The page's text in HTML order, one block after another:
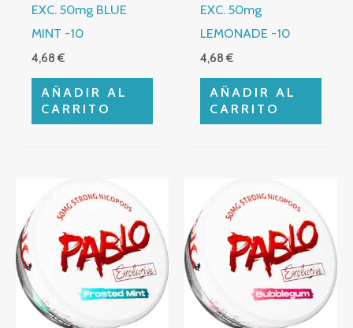
EXC. 50mg BLUE
MINT -10
4,68€
AÑADIR AL
CARRITO
EXC. 50mg
LEMONADE -10
4,68€
AÑADIR AL
CARRITO